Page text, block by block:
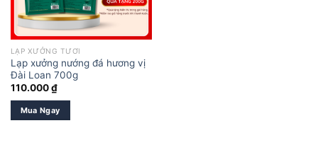
LẠP XƯỞNG TƯƠI
Lạp xưởng nướng đá hương vị
Đài Loan 700g
110.000₫
Mua Ngay